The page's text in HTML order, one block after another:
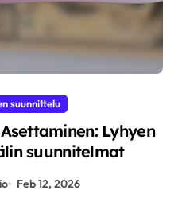
suunnittelu
Lyhyen
suunnitelmat
Feb 12, 2026